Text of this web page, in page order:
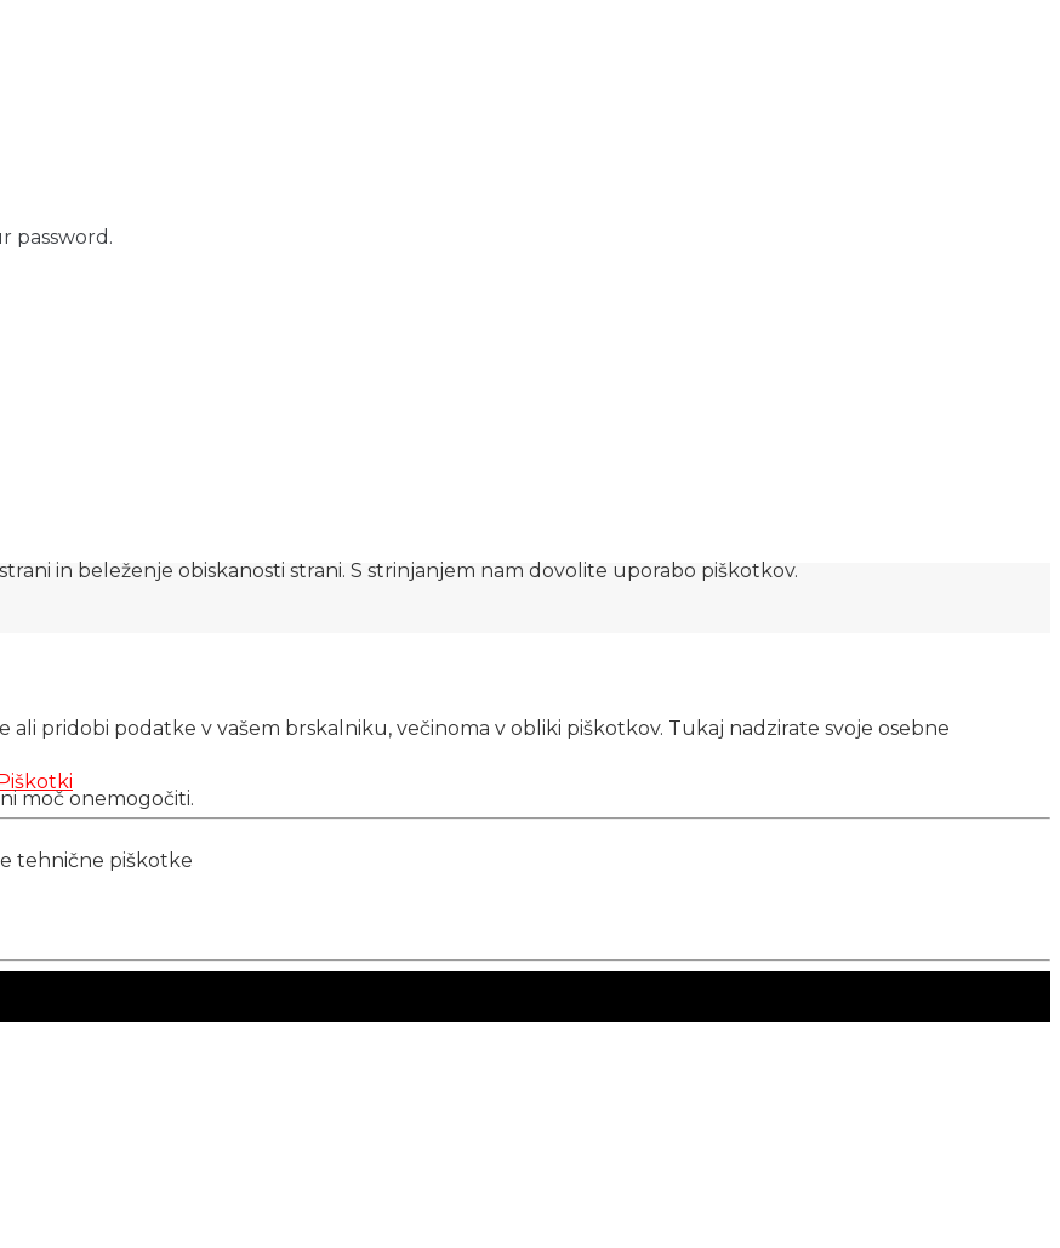
password.
in beleženje obiskanosti strani. S strinjanjem nam dovolite uporabo piškotkov.
pridobi podatke v vašem brskalniku, večinoma v obliki piškotkov. Tukaj nadzirate svoje osebne
Piškotki
moč onemogočiti.
tehnične piškotke